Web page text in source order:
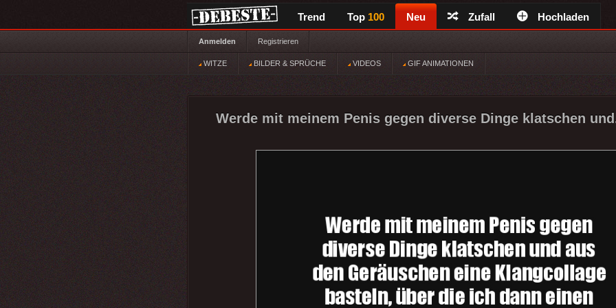
Trend Top 100 Neu Zufall Hochladen
Anmelden Registrieren
WITZE BILDER & SPRÜCHE VIDEOS GIF ANIMATIONEN
Werde mit meinem Penis gegen diverse Dinge klatschen